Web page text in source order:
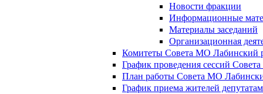
Новости фракции
Информационные
Материалы заседаний
Организационная
Комитеты Совета МО Лабинский
График проведения сессий
План работы Совета МО
График приема жителей